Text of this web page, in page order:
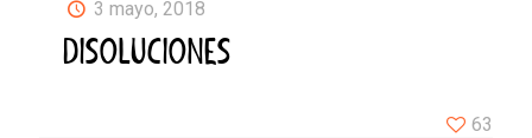
3 mayo, 2018
DISOLUCIONES
63